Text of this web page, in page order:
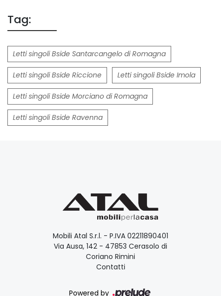
Tag:
Letti singoli Bside Santarcangelo di Romagna
Letti singoli Bside Riccione Letti singoli Bside Imola
Letti singoli Bside Morciano di Romagna
Letti singoli Bside Ravenna
Mobili Atal S.r.l. - P.IVA 02211890401
Via Ausa, 142 - 47853 Cerasolo di
Coriano Rimini
Contatti
Powered by